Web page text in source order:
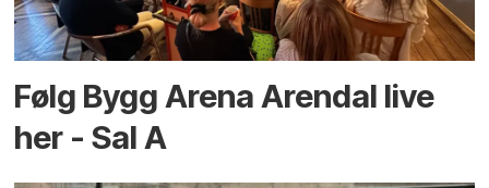
Følg Bygg Arena Arendal live
her - Sal A